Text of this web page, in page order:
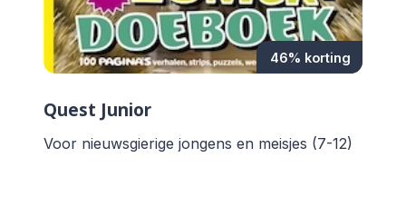
46% korting
Quest Junior
Voor nieuwsgierige jongens en meisjes (7-12)